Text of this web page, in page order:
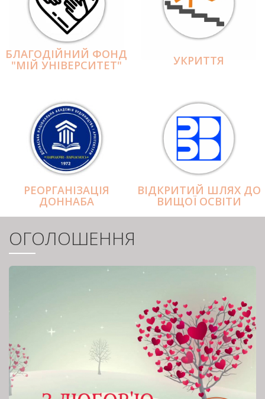
БЛАГОДІЙНИЙ ФОНД
"МІЙ УНІВЕРСИТЕТ" УКРИТТЯ
РЕОРГАНІЗАЦІЯ
ДОННАБА
ВІДКРИТИЙ ШЛЯХ ДО
ВИЩОЇ ОСВІТИ
ОГОЛОШЕННЯ